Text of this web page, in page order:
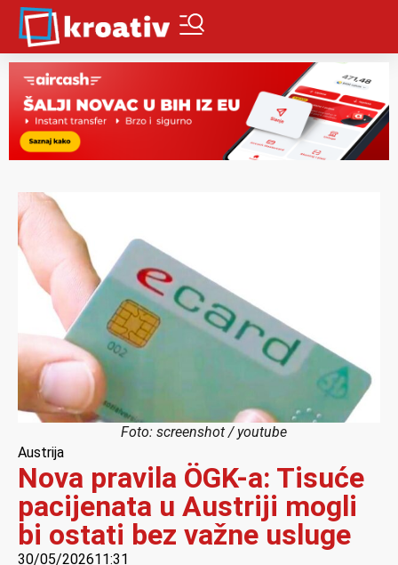
Foto: screenshot / youtube
Austrija
Nova pravila ÖGK-a: Tisuće
pacijenata u Austriji mogli
bi ostati bez važne usluge
30/05/202611:31